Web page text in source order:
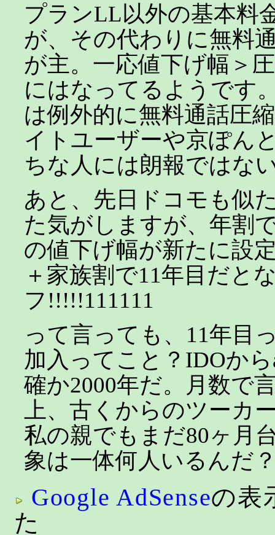
プランLL以外の基本料
が、その代わりに無料
が主。一応値下げ幅＞
にはなってるようです
は例外的に無料通話圧
イトユーザーや京ぽん
ちな人には朗報ではな
あと、先日ドコモも似
た気がしますが、年割
の値下げ幅が新たに設
＋家族割で11年目だと
フ!!!!!111111
って言っても、11年目
加入ってこと？IDOか
確か2000年だ。月数で
上、古くからのツーカ
私の親でもまだ80ヶ月
象は一体何人いるんだ
Google AdSenseの表
た